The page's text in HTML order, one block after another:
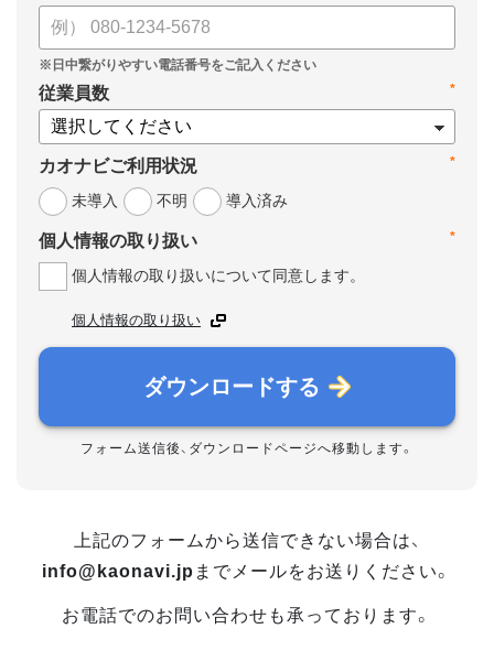
*
従業員数
*
カオナビご利用状況
未導入
不明 導入済み
*
個人情報の取り扱い
個人情報の取り扱いについて同意します。
個人情報の取り扱い
ダウンロードする
フォーム送信後、ダウンロードページへ移動します。
上記のフォームから送信できない場合は、
info@kaonavi.jp までメールをお送りください。
お電話でのお問い合わせも承っております。